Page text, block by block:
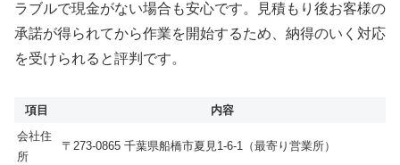
ラブルで現金がない場合も安心です。見積もり後お客様の
承諾が得られてから作業を開始するため、納得のいく対応
を受けられると評判です。
項目
内容
会社住
所
〒273-0865 千葉県船橋市夏見1-6-1（最寄り営業所）